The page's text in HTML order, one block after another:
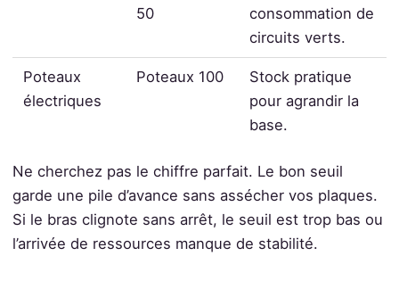
50
consommation de
circuits verts.
Poteaux
électriques
Poteaux 100
Stock pratique
pour agrandir la
base.
Ne cherchez pas le chiffre parfait. Le bon seuil
garde une pile d’avance sans assécher vos plaques.
Si le bras clignote sans arrêt, le seuil est trop bas ou
l’arrivée de ressources manque de stabilité.